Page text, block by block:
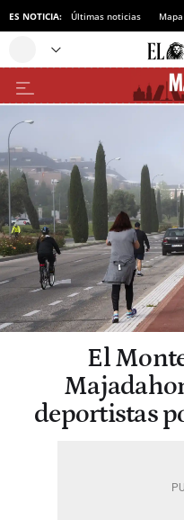
ES NOTICIA: Últimas noticias
El
deportistas